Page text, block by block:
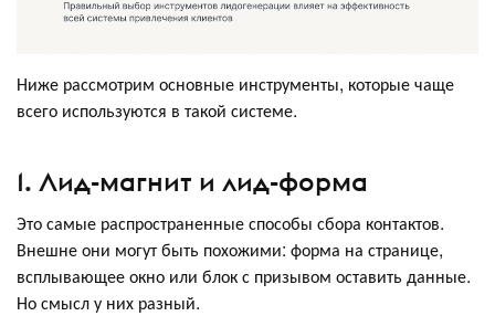
Ниже рассмотрим основные инструменты, которые чаще
всего используются в такой системе.
1. Лид-магнит и лид-форма
Это самые распространенные способы сбора контактов.
Внешне они могут быть похожими: форма на странице,
всплывающее окно или блок с призывом оставить данные.
Но смысл у них разный.